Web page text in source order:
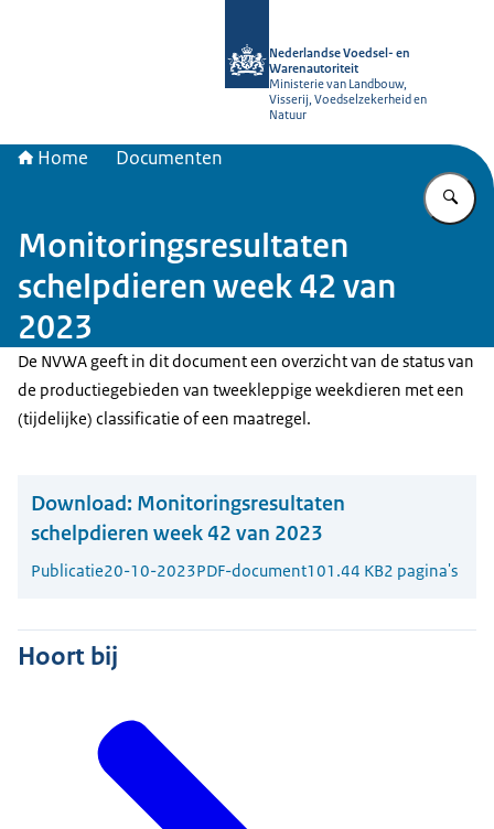
Nederlandse Voedsel- en
Warenautoriteit
Ministerie van Landbouw,
Visserij, Voedselzekerheid en
Natuur
Home Documenten
Monitoringsresultaten
schelpdieren week 42 van
2023
De NVWA geeft in dit document een overzicht van de status van
de productiegebieden van tweekleppige weekdieren met een
(tijdelijke) classificatie of een maatregel.
Download: Monitoringsresultaten
schelpdieren week 42 van 2023
Publicatie20-10-2023PDF-document101.44 KB2 pagina's
Hoort bij